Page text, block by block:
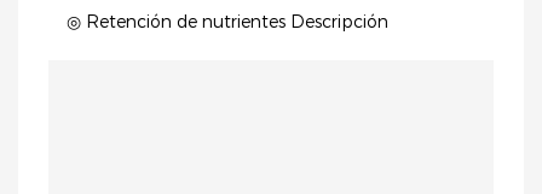
◎ Retención de nutrientes Descripción